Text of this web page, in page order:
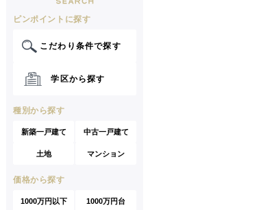
ピンポイントに探す
こだわり条件で探す
学区から探す
種別から探す
新築一戸建て 中古一戸建て
土地 マンション
価格から探す
1000万円以下 1000万円台